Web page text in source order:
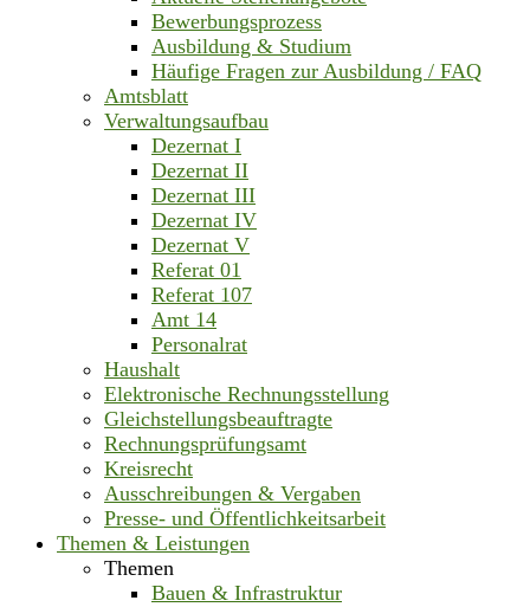
Bewerbungsprozess
Ausbildung & Studium
Häufige Fragen zur Ausbildung / FAQ
Amtsblatt
Verwaltungsaufbau
Dezernat I
Dezernat II
Dezernat III
Dezernat IV
Dezernat V
Referat 01
Referat 107
Amt 14
Personalrat
Haushalt
Elektronische Rechnungsstellung
Gleichstellungsbeauftragte
Rechnungsprüfungsamt
Kreisrecht
Ausschreibungen & Vergaben
Presse- und Öffentlichkeitsarbeit
Themen & Leistungen
Themen
Bauen & Infrastruktur